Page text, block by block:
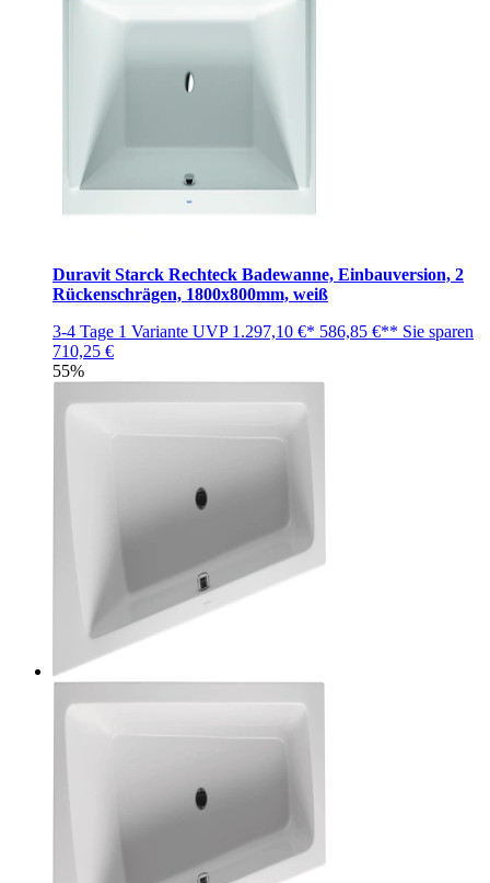
Duravit Starck Rechteck Badewanne, Einbauversion, 2
Rückenschrägen, 1800x800mm, weiß
3-4 Tage 1 Variante UVP 1.297,10 €* 586,85 €** Sie sparen
710,25 €
55%